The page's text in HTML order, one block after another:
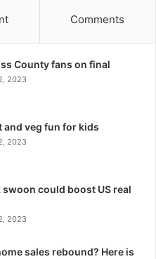
Comments
County fans on final
2023
and veg fun for kids
2023
could boost US real
2023
sales rebound? Here is